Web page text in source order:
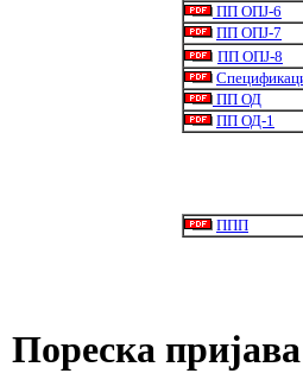
ПП ОПЈ-6
ПП ОПЈ-7
ПП ОПЈ-8
ПП ОД
ПП ОД-1
ППП
Пореска